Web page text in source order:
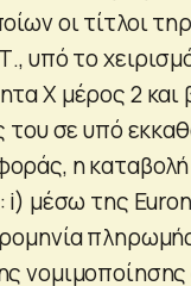
οι τίτλοι
υπό το
Χ μέρος 2 και
του σε υπό
η
i) μέσω της